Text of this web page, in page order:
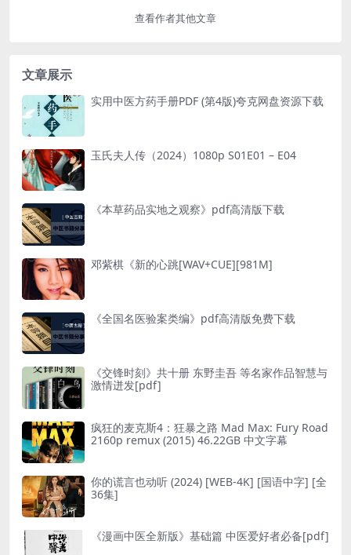
查看作者其他文章
文章展示
实用中医方药手册PDF (第4版)夸克网盘资源下载
玉氏夫人传（2024）1080p S01E01 – E04
《本草药品实地之观察》pdf高清版下载
邓紫棋《新的心跳[WAV+CUE][981M]
《全国名医验案类编》pdf高清版免费下载
《交锋时刻》共十册 东野圭吾 等名家作品智慧与
激情迸发[pdf]
疯狂的麦克斯4：狂暴之路 Mad Max: Fury Road
2160p remux (2015) 46.22GB 中文字幕
你的谎言也动听 (2024) [WEB-4K] [国语中字] [全
36集]
《漫画中医全新版》基础篇 中医爱好者必备[pdf]